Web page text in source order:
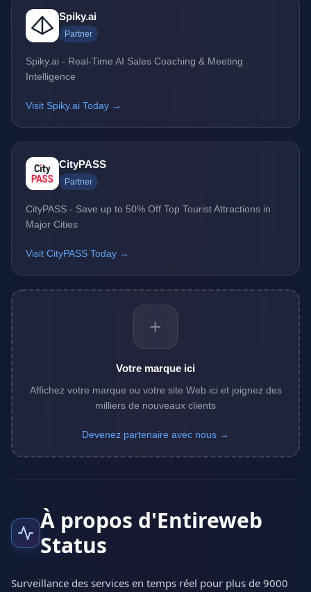
Spiky.ai
Partner
Spiky.ai - Real-Time AI Sales Coaching & Meeting
Intelligence
Visit Spiky.ai Today →
CityPASS
Partner
CityPASS - Save up to 50% Off Top Tourist Attractions in
Major Cities
Visit CityPASS Today →
+
Votre marque ici
Affichez votre marque ou votre site Web ici et joignez des
milliers de nouveaux clients
Devenez partenaire avec nous →
À propos d'Entireweb
Status
Surveillance des services en temps réel pour plus de 9000